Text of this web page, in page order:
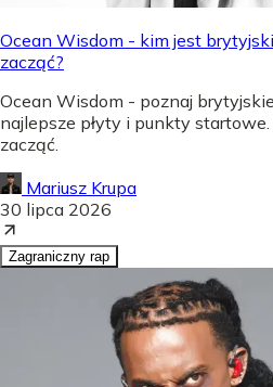
Ocean Wisdom - kim jest
zacząć?
Ocean Wisdom - poznaj
najlepsze płyty i punkty
zacząć.
Mariusz Krupa
30 lipca 2026
Zagraniczny rap